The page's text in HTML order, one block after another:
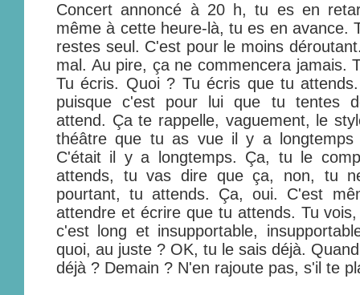
Concert annoncé à 20 h, tu es en
même à cette heure-là, tu es en avance.
restes seul. C'est pour le moins
mal. Au pire, ça ne commencera jamais.
Tu écris. Quoi ? Tu écris que tu
puisque c'est pour lui que tu tentes
attend. Ça te rappelle, vaguement, le
théâtre que tu as vue il y a
C'était il y a longtemps. Ça, tu le
attends, tu vas dire que ça, non, tu
pourtant, tu attends. Ça, oui. C'est
attendre et écrire que tu attends. Tu
c'est long et insupportable,
quoi, au juste ? OK, tu le sais déjà.
déjà ? Demain ? N'en rajoute pas, s'il te